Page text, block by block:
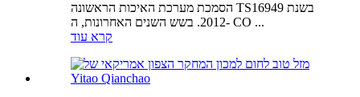
הסמכת מערכת האיכות הראשונה TS16949 בשנת
2012. בשש השנים האחרונות, ה- CO ...
קרא עוד